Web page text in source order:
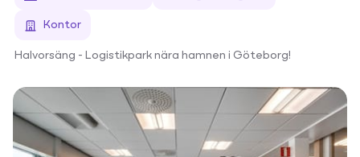
Kontor
Halvorsäng - Logistikpark nära hamnen i Göteborg!